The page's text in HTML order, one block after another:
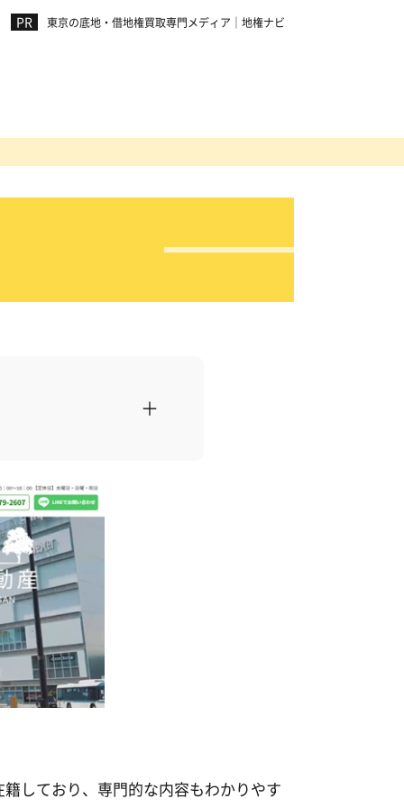
東京の底地・借地権買取専門メディア｜地権ナビ
しており、専門的な内容もわかりやす